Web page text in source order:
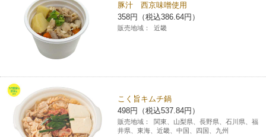
豚汁 西京味噌使用
358円（税込386.64円）
販売地域： 近畿
こく旨キムチ鍋
498円（税込537.84円）
販売地域：
関東、山梨県、長野県、石川県、福
井県、東海、近畿、中国、四国、九州